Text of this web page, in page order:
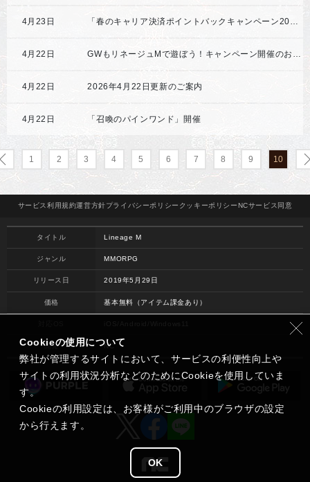
4月23日
4月22日
4月22日 2026年4月22日更新のご案内
4月22日 「召喚のパインワンド」開催
1 2 3 4 5 6 7 8 9 10
サービス 利用規約運営方針プライバシーポリシー クッキーポリシーNCサービス 同意
タイトル Lineage M
ジャンル MMORPG
リリース日 2019年5月29日
価格 基本無料（アイテム課金あり）
開発 NC
Cookieの使用について
弊社が管理するサイトにおいて、サービスの利便性向上や
サイトの利用状況分析などのためにCookieを使用していま
す。
Cookieの利用設定は、お客様がご利用中のブラウザの設定
から行えます。
OK